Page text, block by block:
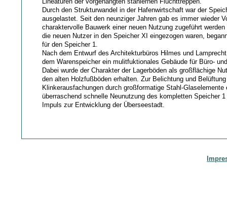
Durch den Strukturwandel in der Hafenwirtschaft war der
ausgelastet. Seit den neunziger Jahren gab es immer wieder
charaktervolle Bauwerk einer neuen Nutzung zugeführt
die neuen Nutzer in den Speicher XI eingezogen waren,
für den Speicher 1.
Nach dem Entwurf des Architekturbüros Hilmes und
dem Warenspeicher ein mulitfuktionales Gebäude für Büro-
Dabei wurde der Charakter der Lagerböden als großflächige
den alten Holzfußböden erhalten. Zur Belichtung und
Klinkerausfachungen durch großformatige Stahl-Glaselemente
überraschend schnelle Neunutzung des kompletten Speicher
Impuls zur Entwicklung der Überseestadt.